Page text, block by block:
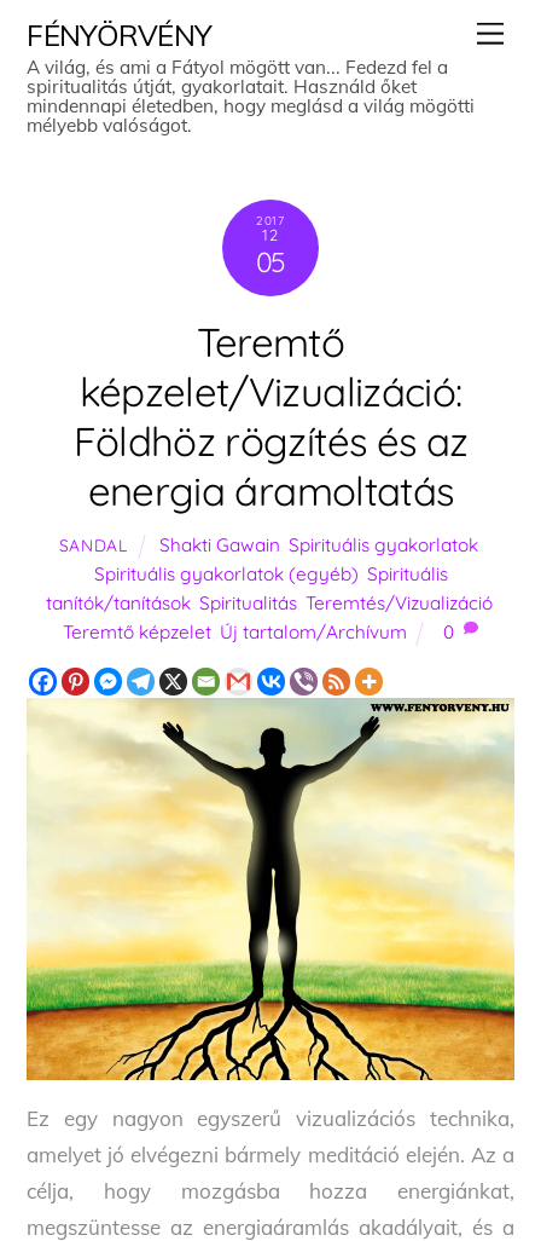
content
FÉNYÖRVÉNY
A világ, és ami a Fátyol mögött van... Fedezd fel a
spiritualitás útját, gyakorlatait. Használd őket
mindennapi életedben, hogy meglásd a világ mögötti
mélyebb valóságot.
2017
12
05
Teremtő
képzelet/Vizualizáció:
Földhöz rögzítés és az
energia áramoltatás
SANDAL Shakti Gawain ,Spirituális gyakorlatok
Spirituális gyakorlatok (egyéb) Spirituális
tanítók/tanítások, Spiritualitás, Teremtés/Vizualizáció,
Teremtő képzelet, Új tartalom/Archívum 0
Ez egy nagyon egyszerű vizualizációs technika,
amelyet jó elvégezni bármely meditáció elején. Az a
célja, hogy mozgásba hozza energiánkat,
megszüntesse az energiaáramlás akadályait, és a